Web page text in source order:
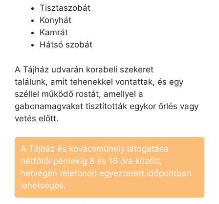
Tisztaszobát
Konyhát
Kamrát
Hátsó szobát
A Tájház udvarán korabeli szekeret
találunk, amit tehenekkel vontattak, és egy
széllel működő rostát, amellyel a
gabonamagvakat tisztították egykor őrlés vagy
vetés előtt.
A Tájház és kovácsműhely látogatása
hétfőtől péntekig 8 és 16 óra között,
hétvégén telefonon egyeztetett időpontban
lehetséges.